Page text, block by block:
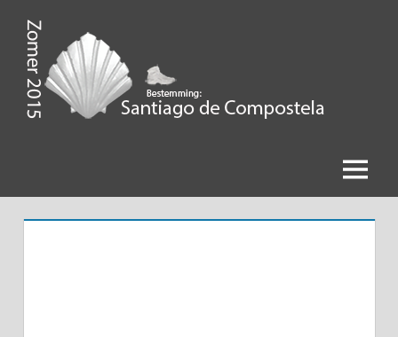
naar
inhoudZomer
2015,
Santiago
Menu